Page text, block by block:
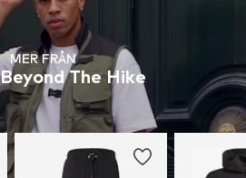
MER FRÅN
The Hike